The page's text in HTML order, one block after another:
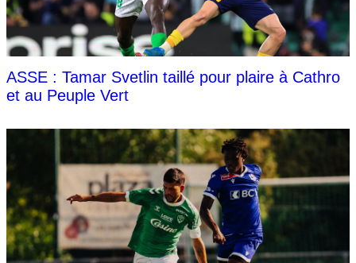
ASSE : Tamar Svetlin taillé pour plaire à Cathro
et au Peuple Vert